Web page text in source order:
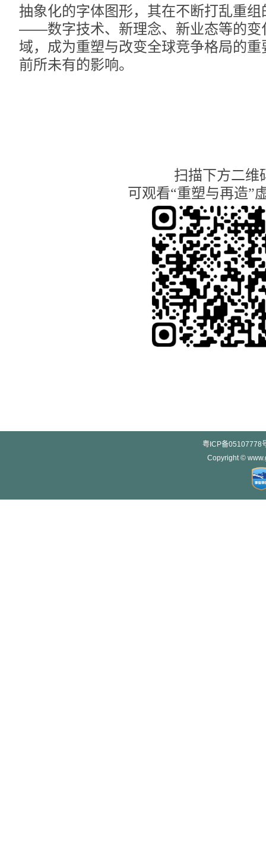
抽象化的字体图形，其在不断打乱重
——数字技术、新理念、新业态等的变
域，成为重塑与改变全球竞争格局的
前所未有的影响。
扫描下方二维
可观看“重塑与再造”
粤ICP备05107778
Copyright ©